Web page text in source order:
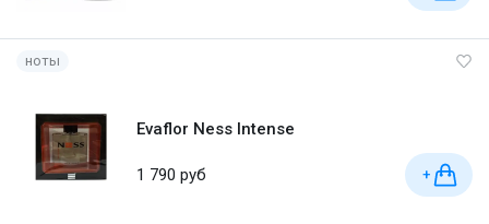
ноты
Evaflor Ness Intense
1 790 руб +